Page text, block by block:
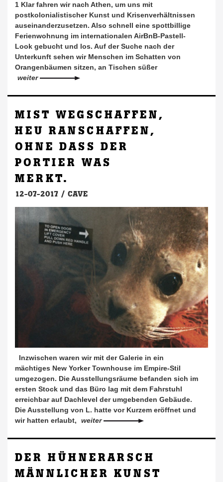
1 Klar fahren wir nach Athen, um uns mit
postkolonialistischer Kunst und Krisenverhältnissen
auseinanderzusetzen. Also schnell eine spottbillige
Ferienwohnung im internationalen AirBnB-Pastell-
Look gebucht und los. Auf der Suche nach der
Unterkunft sehen wir Menschen im Schatten von
Orangenbäumen sitzen, an Tischen süßer
weiter
MIST WEGSCHAFFEN,
HEU RANSCHAFFEN,
OHNE DASS DER
PORTIER WAS
MERKT.
12-07-2017 / CAVE
Inzwischen waren wir mit der Galerie in ein
mächtiges New Yorker Townhouse im Empire-Stil
umgezogen. Die Ausstellungsräume befanden sich im
ersten Stock und das Büro lag mit dem Fahrstuhl
erreichbar auf Dachlevel der umgebenden Gebäude.
Die Ausstellung von L. hatte vor Kurzem eröffnet und
wir hatten erlaubt,
weiter
DER HÜHNERARSCH
MÄNNLICHER KUNST